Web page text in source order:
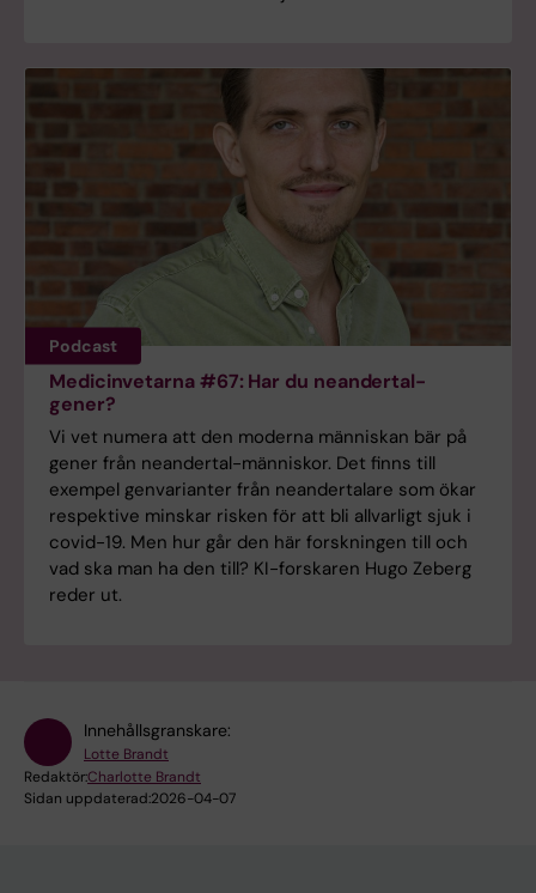
Podcast
Medicinvetarna #67: Har du neandertal-
gener?
Vi vet numera att den moderna människan bär på
gener från neandertal-människor. Det finns till
exempel genvarianter från neandertalare som ökar
respektive minskar risken för att bli allvarligt sjuk i
covid-19. Men hur går den här forskningen till och
vad ska man ha den till? KI-forskaren Hugo Zeberg
reder ut.
Innehållsgranskare:
Lotte Brandt
Redaktör:Charlotte Brandt
Sidan uppdaterad:2026-04-07